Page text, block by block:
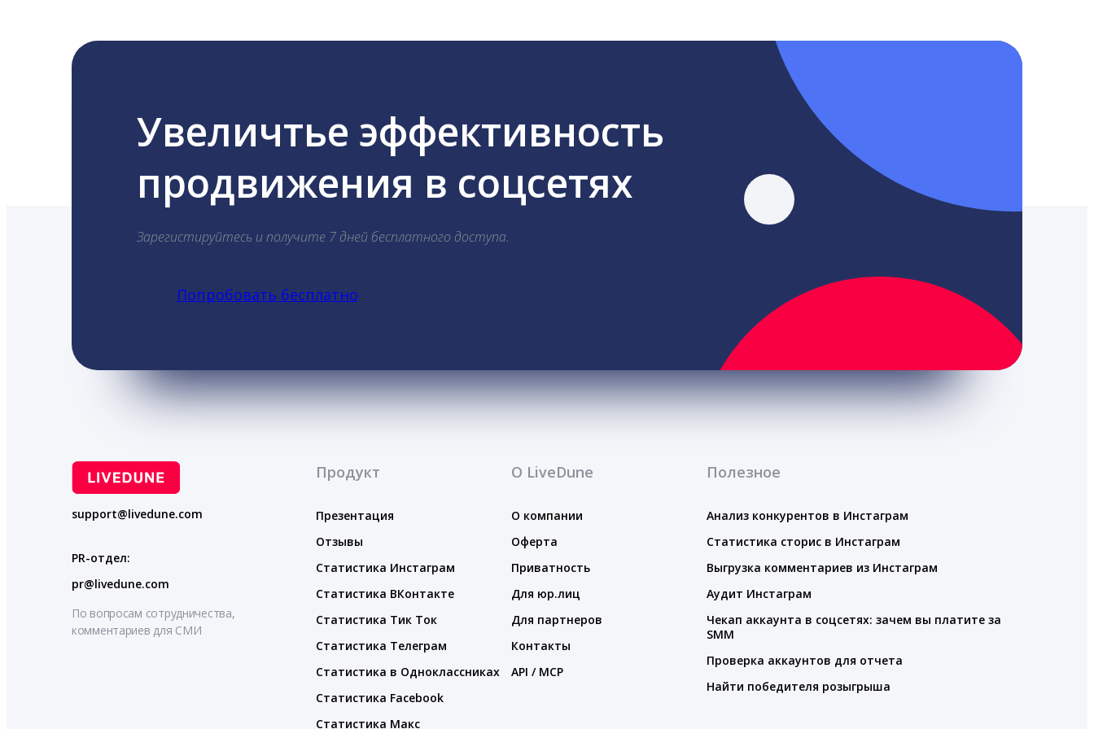
Увеличтье эффективность
продвижения в соцсетях
Зарегистируйтесь и получите 7 дней бесплатного доступа.
Попробовать бесплатно
support@livedune.com
PR-отдел:
pr@livedune.com
По вопросам сотрудничества,
комментариев для СМИ
Продукт
Презентация
Отзывы
Статистика Инстаграм
Статистика ВКонтакте
Статистика Тик Ток
Статистика Телеграм
Статистика в Одноклассниках
Статистика Facebook
Статистика Макс
О LiveDune
О компании
Оферта
Приватность
Для юр.лиц
Для партнеров
Контакты
API / MCP
Полезное
Анализ конкурентов в Инстаграм
Статистика сторис в Инстаграм
Выгрузка комментариев из Инстаграм
Аудит Инстаграм
Чекап аккаунта в соцсетях: зачем вы платите за
SMM
Проверка аккаунтов для отчета
Найти победителя розыгрыша